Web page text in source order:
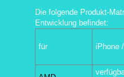
Die folgende Produkt-
Entwicklung befindet:
für iPhone